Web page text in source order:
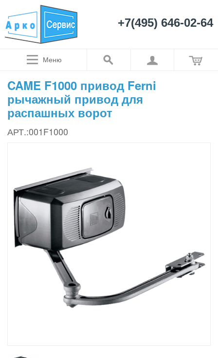
+7(495) 646-02-64
Меню
CAME F1000 привод Ferni
рычажный привод для
распашных ворот
АРТ.:001F1000